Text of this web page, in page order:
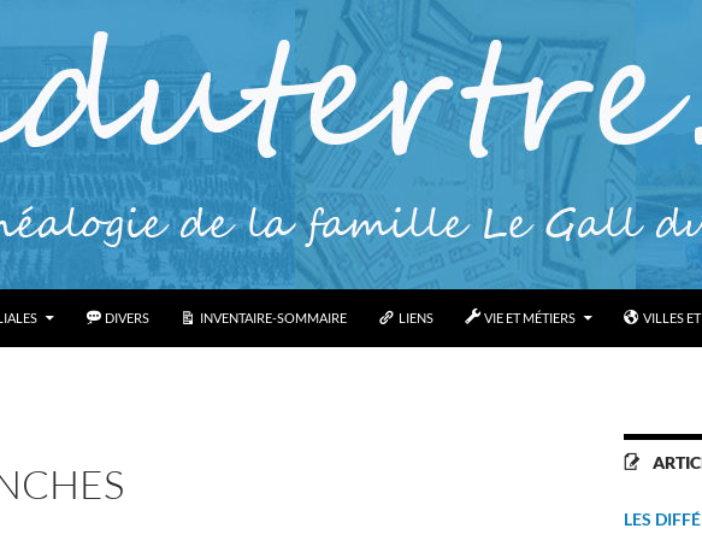
DIVERS INVENTAIRE-SOMMAIRE LIENS VIE ET MÉTIERS VILLES
LES